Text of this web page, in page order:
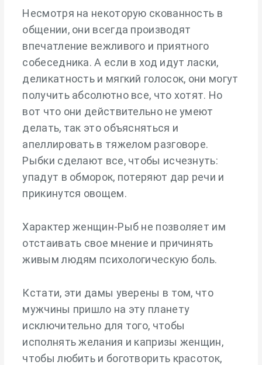
Несмотря на некоторую скованность в
общении, они всегда производят
впечатление вежливого и приятного
собеседника. А если в ход идут ласки,
деликатность и мягкий голосок, они могут
получить абсолютно все, что хотят. Но
вот что они действительно не умеют
делать, так это объясняться и
апеллировать в тяжелом разговоре.
Рыбки сделают все, чтобы исчезнуть:
упадут в обморок, потеряют дар речи и
прикинутся овощем.
Характер женщин-Рыб не позволяет им
отстаивать свое мнение и причинять
живым людям психологическую боль.
Кстати, эти дамы уверены в том, что
мужчины пришло на эту планету
исключительно для того, чтобы
исполнять желания и капризы женщин,
чтобы любить и боготворить красоток,